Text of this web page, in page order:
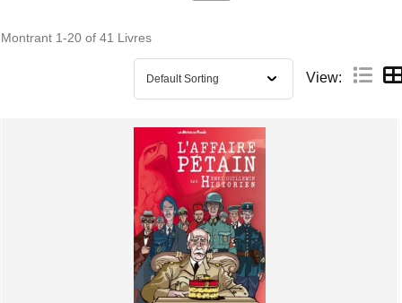
Montrant 1-20 of 41 Livres
View: